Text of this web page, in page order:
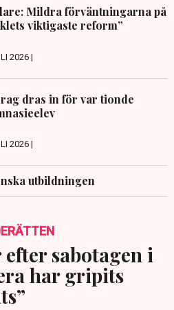
Mildra förväntningarna på
viktigaste reform”
2026 |
dras in för var tionde
2026 |
utbildningen
efter sabotagen i
har gripits